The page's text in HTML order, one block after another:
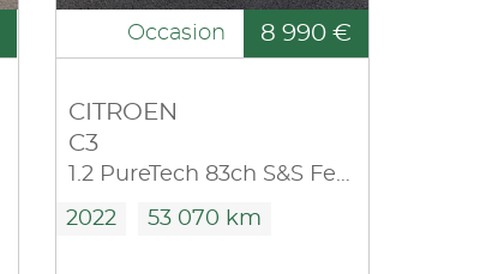
Occasion 8 990 €
CITROEN
C3
1.2 PureTech 83ch S&S Feel 122-123g
2022 53 070 km